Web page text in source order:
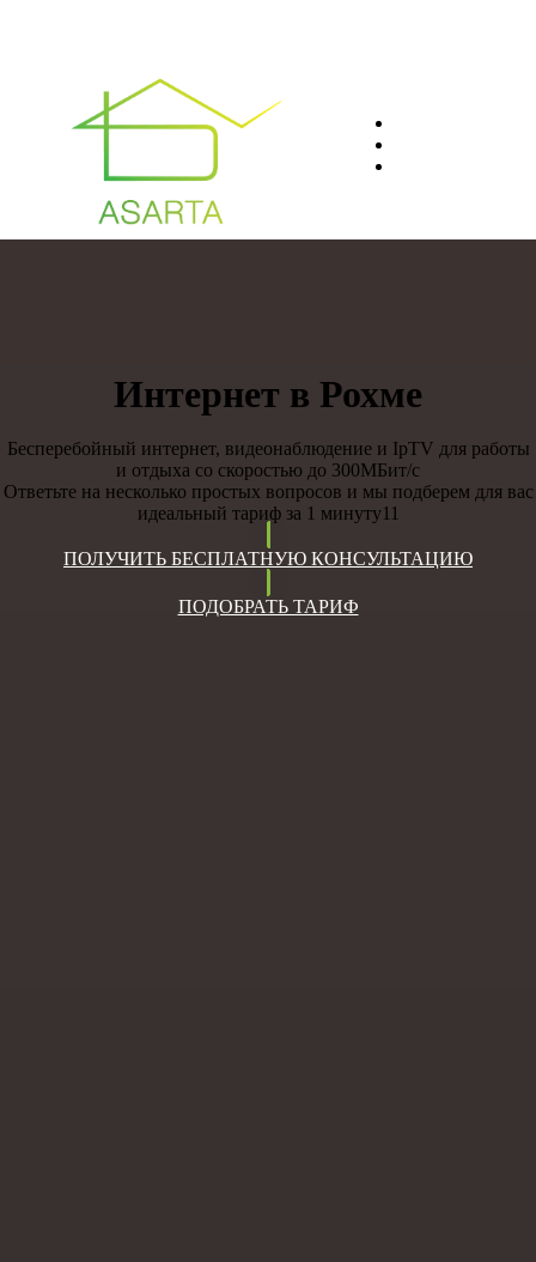
Интернет в Рохме
Бесперебойный интернет, видеонаблюдение и IpTV для работы
и отдыха со скоростью до 300МБит/с
Ответьте на несколько простых вопросов и мы подберем для вас
идеальный тариф за 1 минуту11
ПОЛУЧИТЬ БЕСПЛАТНУЮ КОНСУЛЬТАЦИЮ
ПОДОБРАТЬ ТАРИФ